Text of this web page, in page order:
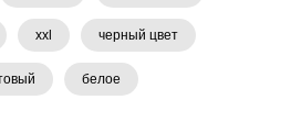
xxl черный цвет
белое